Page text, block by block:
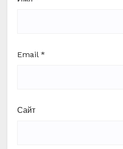
Email *
Сайт